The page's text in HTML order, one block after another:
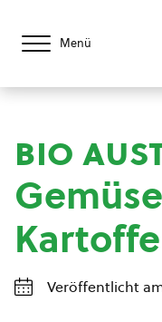
Menü
bio
Veröffentlicht